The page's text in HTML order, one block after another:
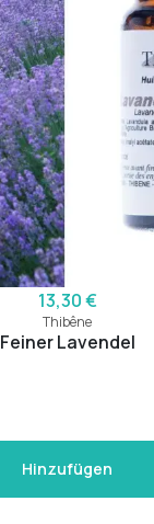
13,30 €
Thibêne
Feiner Lavendel
Hinzufügen